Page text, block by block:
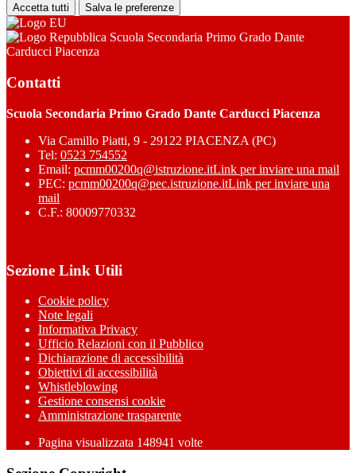
Accetta tutti Salva le preferenze
Scuola Secondaria Primo Grado Dante
Carducci Piacenza
Contatti
Scuola Secondaria Primo Grado Dante Carducci Piacenza
Via Camillo Piatti, 9 - 29122 PIACENZA (PC)
Tel: 0523 754552
Email: pcmm00200q@istruzione.itLink per inviare una mail
PEC: pcmm00200q@pec.istruzione.itLink per inviare una
mail
C.F.: 80009770332
Sezione Link Utili
Cookie policy
Note legali
Informativa Privacy
Ufficio Relazioni con il Pubblico
Dichiarazione di accessibilità
Obiettivi di accessibilità
Whistleblowing
Gestione consensi cookie
Amministrazione trasparente
Pagina visualizzata 148941 volte